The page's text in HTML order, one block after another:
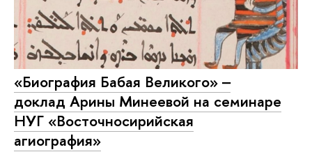
«Биография Бабая Великого» ‒
доклад Арины Минеевой на семинаре
НУГ «Восточносирийская
агиография»